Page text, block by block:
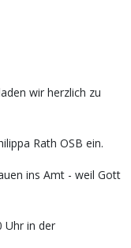
wir herzlich zu
Rath OSB ein.
ins Amt - weil Gott
Uhr in der